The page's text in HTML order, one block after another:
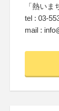
「熱いま
tel : 03-
mail :